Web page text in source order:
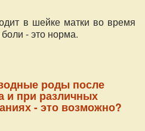
в шейке матки во время
- это норма.
роды после
и при различных
- это возможно?